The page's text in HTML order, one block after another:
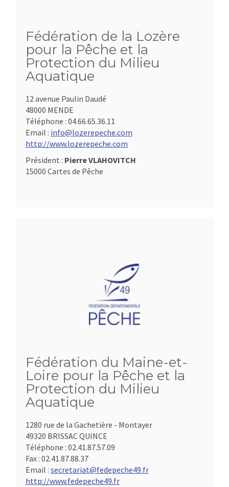
Fédération de la Lozère
pour la Pêche et la
Protection du Milieu
Aquatique
12 avenue Paulin Daudé
48000 MENDE
Téléphone : 04.66.65.36.11
Email : info@lozerepeche.com
http://www.lozerepeche.com
Président : Pierre VLAHOVITCH
15000 Cartes de Pêche
Fédération du Maine-et-
Loire pour la Pêche et la
Protection du Milieu
Aquatique
1280 rue de la Gachetière - Montayer
49320 BRISSAC QUINCE
Téléphone : 02.41.87.57.09
Fax : 02.41.87.88.37
Email : secretariat@fedepeche49.fr
http://www.fedepeche49.fr